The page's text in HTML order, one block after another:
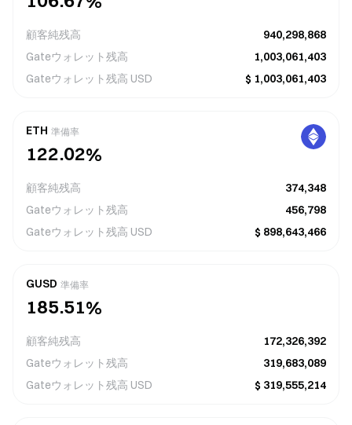
8
9 3
4 3
44
5
顧客純残高
940,298,868
Gateウォレット残高
1,003,061,403
Gateウォレット残高 USD $ 1,003,061,403
ETH 準備率
1
2
5
6
8
90
2
3
6
7
90
2
3
6
7
9
.0
0
2
3
6
7
9
%
顧客純残高
374,348
Gateウォレット残高
456,798
Gateウォレット残高 USD $ 898,643,466
GUSD 準備率
1
2
5
6
8
9
2
3
5
6
8
9
0
2
3
5
6
9
.0
2
3
5
6
9
1
2
5
6
8
9
%
顧客純残高
172,326,392
Gateウォレット残高
319,683,089
Gateウォレット残高 USD $ 319,555,214